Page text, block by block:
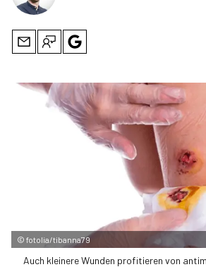
© fotolia/tibanna79
Auch kleinere Wunden profitieren von